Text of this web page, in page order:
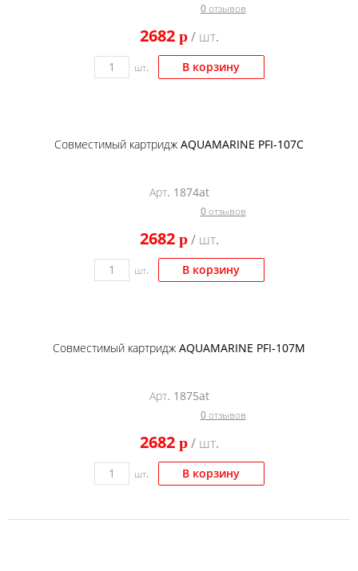
Ленточные картриджи
0 отзывов
2682 p/ шт.
шт. В корзину
Совместимый картридж AQUAMARINE PFI-107C
Арт. 1874at
0 отзывов
2682 p/ шт.
шт. В корзину
Совместимый картридж AQUAMARINE PFI-107M
Арт. 1875at
0 отзывов
2682 p/ шт.
шт. В корзину